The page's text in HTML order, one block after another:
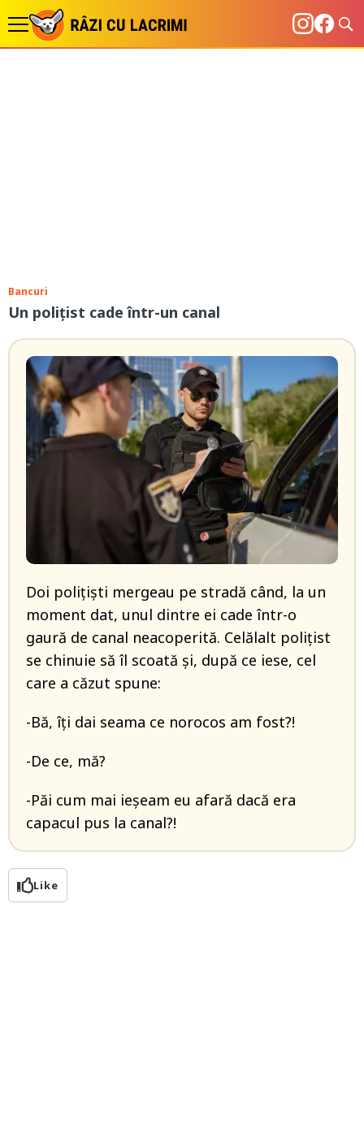
Bancuri
Un poliţist cade într-un canal
Doi polițiști mergeau pe stradă când, la un
moment dat, unul dintre ei cade într-o
gaură de canal neacoperită. Celălalt polițist
se chinuie să îl scoată și, după ce iese, cel
care a căzut spune:
-Bă, îți dai seama ce norocos am fost?!
-De ce, mă?
-Păi cum mai ieșeam eu afară dacă era
capacul pus la canal?!
Like